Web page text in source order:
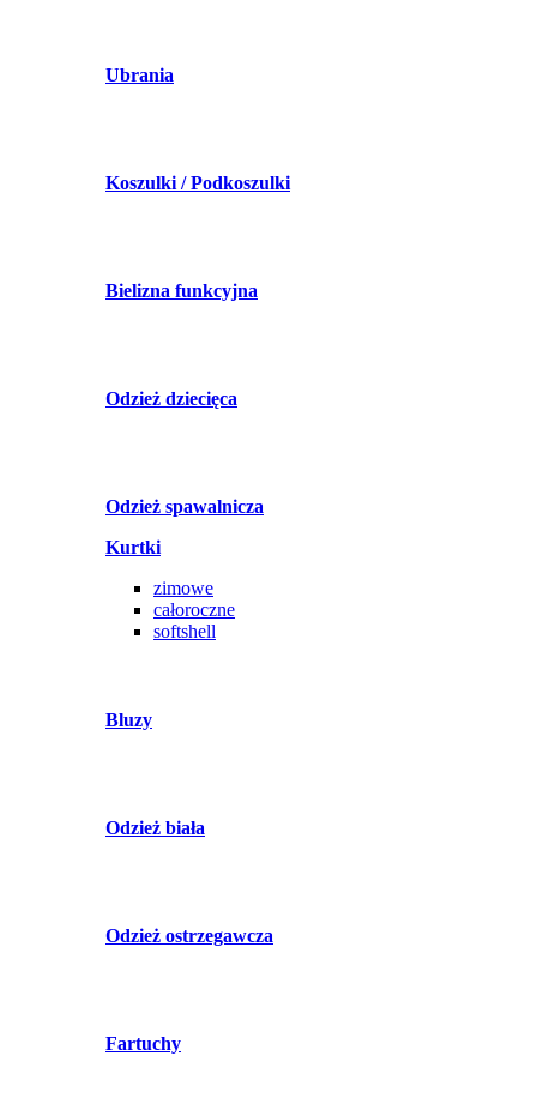
Ubrania
Koszulki / Podkoszulki
Bielizna funkcyjna
Odzież dziecięca
Odzież spawalnicza
Kurtki
zimowe
całoroczne
softshell
Bluzy
Odzież biała
Odzież ostrzegawcza
Fartuchy